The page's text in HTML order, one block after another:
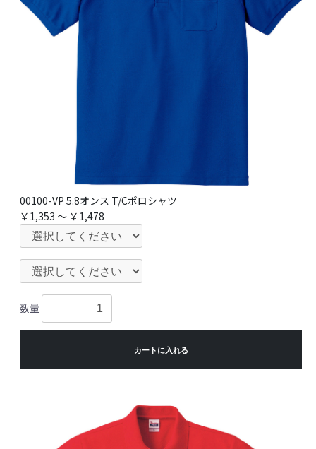
00100-VP 5.8オンス T/Cポロシャツ
￥1,353 ～ ￥1,478
数量
カートに入れる